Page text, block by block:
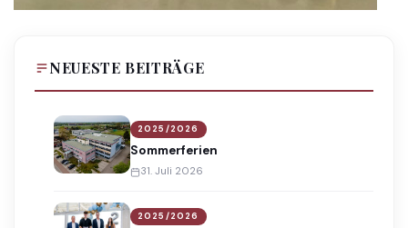
NEUESTE BEITRÄGE
2025/2026
Sommerferien
31. Juli 2026
2025/2026